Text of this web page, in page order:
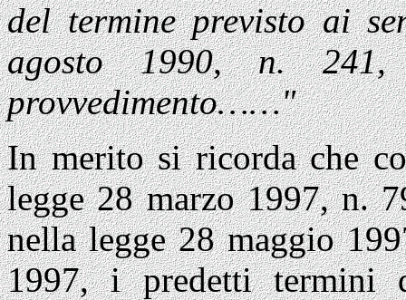
del termine previsto ai
agosto 1990, n.
provvedimento……"
In merito si ricorda che
legge 28 marzo 1997, n.
nella legge 28 maggio
1997, i predetti termini